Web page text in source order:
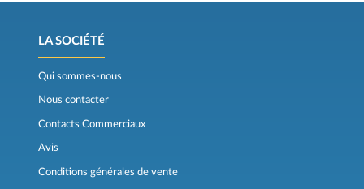
LA SOCIÉTÉ
Qui sommes-nous
Nous contacter
Contacts Commerciaux
Avis
Conditions générales de vente